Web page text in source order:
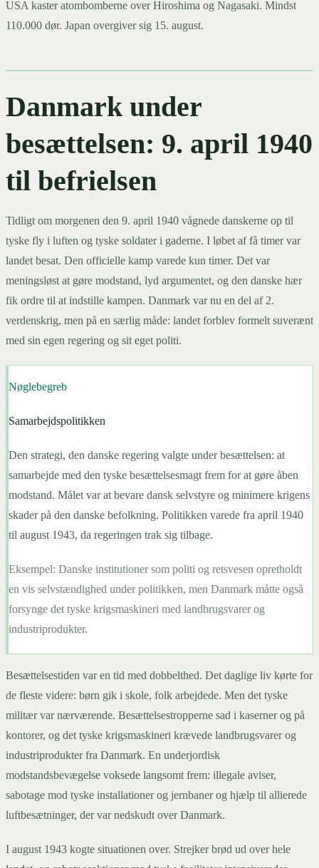
USA kaster atombomberne over Hiroshima og Nagasaki. Mindst
110.000 dør. Japan overgiver sig 15. august.
Danmark under
besættelsen: 9. april 1940
til befrielsen
Tidligt om morgenen den 9. april 1940 vågnede danskerne op til
tyske fly i luften og tyske soldater i gaderne. I løbet af få timer var
landet besat. Den officielle kamp varede kun timer. Det var
meningsløst at gøre modstand, lyd argumentet, og den danske hær
fik ordre til at indstille kampen. Danmark var nu en del af 2.
verdenskrig, men på en særlig måde: landet forblev formelt suverænt
med sin egen regering og sit eget politi.
Nøglebegreb
Samarbejdspolitikken
Den strategi, den danske regering valgte under besættelsen: at
samarbejde med den tyske besættelsesmagt frem for at gøre åben
modstand. Målet var at bevare dansk selvstyre og minimere krigens
skader på den danske befolkning. Politikken varede fra april 1940
til august 1943, da regeringen trak sig tilbage.
Eksempel: Danske institutioner som politi og retsvesen opretholdt
en vis selvstændighed under politikken, men Danmark måtte også
forsynge det tyske krigsmaskineri med landbrugsvarer og
industriprodukter.
Besættelsestiden var en tid med dobbelthed. Det daglige liv kørte for
de fleste videre: børn gik i skole, folk arbejdede. Men det tyske
militær var nærværende. Besættelsestropperne sad i kaserner og på
kontorer, og det tyske krigsmaskineri krævede landbrugsvarer og
industriprodukter fra Danmark. En underjordisk
modstandsbevægelse voksede langsomt frem: illegale aviser,
sabotage mod tyske installationer og jernbaner og hjælp til allierede
luftbesætninger, der var nedskudt over Danmark.
I august 1943 kogte situationen over. Strejker brød ud over hele